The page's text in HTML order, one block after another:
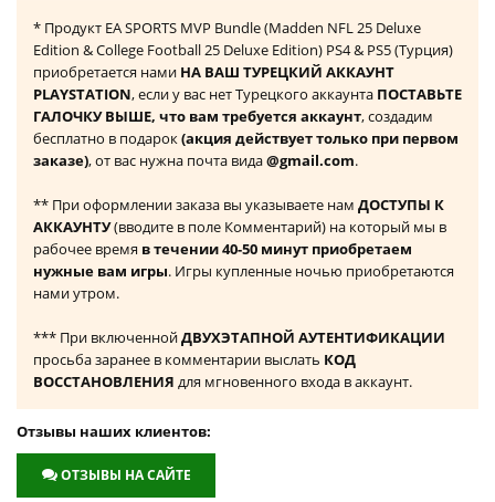
* Продукт EA SPORTS MVP Bundle (Madden NFL 25 Deluxe
Edition & College Football 25 Deluxe Edition) PS4 & PS5 (Турция)
приобретается нами НА ВАШ ТУРЕЦКИЙ АККАУНТ
PLAYSTATION, если у вас нет Турецкого аккаунта ПОСТАВЬТЕ
ГАЛОЧКУ ВЫШЕ, что вам требуется аккаунт, создадим
бесплатно в подарок(акция действует только при первом
заказе), от вас нужна почта вида@gmail.com.
** При оформлении заказа вы указываете нам ДОСТУПЫ К
АККАУНТУ(вводите в поле Комментарий) на который мы в
рабочее время в течении 40-50 минут приобретаем
нужные вам игры. Игры купленные ночью приобретаются
нами утром.
*** При включеннойДВУХЭТАПНОЙ АУТЕНТИФИКАЦИИ
просьба заранее в комментарии выслать КОД
ВОССТАНОВЛЕНИЯ для мгновенного входа в аккаунт.
Отзывы наших клиентов:
ОТЗЫВЫ НА САЙТЕ